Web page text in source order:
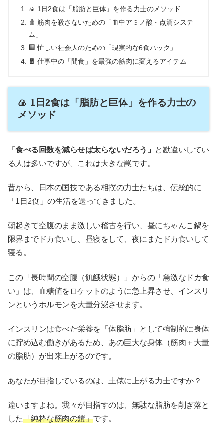
🍙 1日2食は「脂肪と巨体」を作る力士のメソッド
🩸 筋肉を殺さないための「血中アミノ酸・点滴システ
ム」
🏢 忙しい社会人のための「現実的な6食ハック」
🍫 仕事中の「間食」を最強の筋肉に変えるアイテム
🍙 1日2食は「脂肪と巨体」を作る力士の
メソッド
「食べる回数を減らせば太らないだろう」
と勘違いしてい
る人は多いですが、これは大きな罠です。
昔から、日本の国技である相撲の力士たちは、伝統的に
「1日2食」の生活を送ってきました。
朝起きて空腹のまま激しい稽古を行い、昼にちゃんこ鍋を
限界までドカ食いし、昼寝をして、夜にまたドカ食いして
寝る。
この「長時間の空腹（飢餓状態）」からの「急激なドカ食
い」は、血糖値をロケットのように急上昇させ、インスリ
ンというホルモンを大量分泌させます。
インスリンは食べた栄養を「体脂肪」として強制的に身体
に貯め込む働きがあるため、あの巨大な身体（筋肉＋大量
の脂肪）が出来上がるのです。
あなたが目指しているのは、土俵に上がる力士ですか？
違いますよね。我々が目指すのは、無駄な脂肪を削ぎ落と
した「純粋な筋肉の鎧」です。